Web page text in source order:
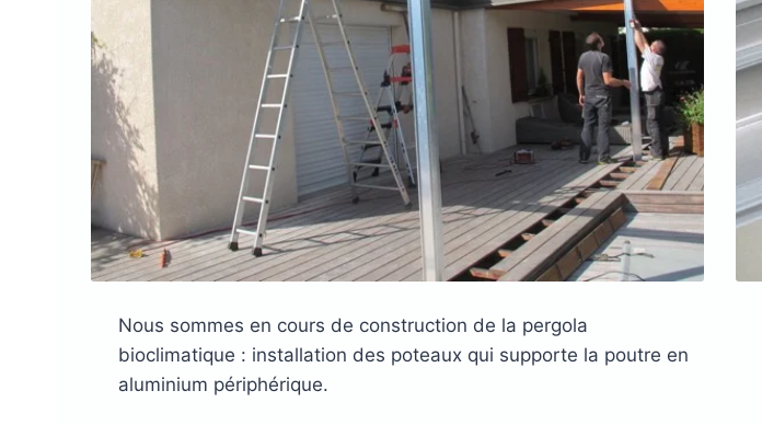
Nous sommes en cours de construction de la pergola
bioclimatique : installation des poteaux qui supporte la poutre en
aluminium périphérique.